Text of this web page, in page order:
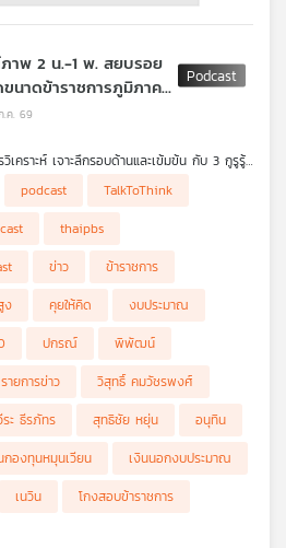
ภาพ 2 น.-1 พ. สยบรอย
นาดข้าราชการภูมิภาค |
ระมาณ
.ค. 69
เคราะห์ เจาะลึกรอบด้านและเข้มข้น กับ 3 กูรูรู้
สอบข้าราชการ" 2 เรื่องใหญ่กวนใจ และสั่น
าล
น. 1 พ." สยบข่าวรอยร้าวพรรคภูมิใจไทย
ณ์" เตรียมพร้อมลดขนาดข้าราชการส่วนภูมิภาค
ม่ได้ไปต่อ ?
ดคนที่จะอธิบายเรื่องให้เข้าใจง่าย !
จบลงเมื่อไหร่ จบลงอย่างไร ?
podcast
TalkToThink
thaipbs
ข่าว
ข้าราชการ
ง
คุยให้คิด
งบประมาณ
ปกรณ์
พิพัฒน์
รายการข่าว
วิสุทธิ์ คมวัชรพงศ์
ระ ธีรภัทร สุทธิชัย หยุ่น
อนุทิน
กองทุนหมุนเวียน
เงินนอกงบประมาณ
เนวิน โกงสอบข้าราชการ